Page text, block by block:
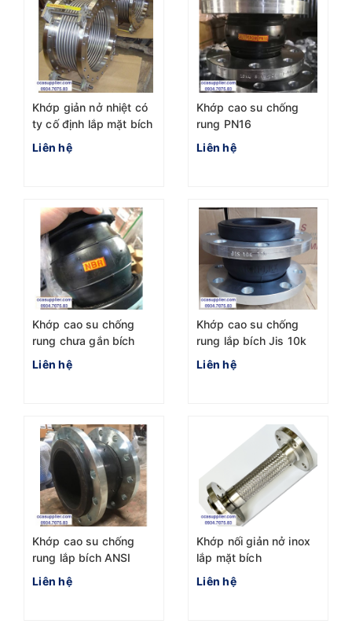
Khớp giản nở nhiệt có
ty cố định lắp mặt bích
Liên hệ
Khớp cao su chống
rung PN16
Liên hệ
Khớp cao su chống
rung chưa gắn bích
Liên hệ
Khớp cao su chống
rung lắp bích Jis 10k
Liên hệ
Khớp cao su chống
rung lắp bích ANSI
Liên hệ
Khớp nối giản nở inox
lắp mặt bích
Liên hệ